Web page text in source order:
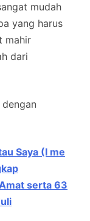
mudah
yang harus
mahir
dari
Saya (I me
serta 63